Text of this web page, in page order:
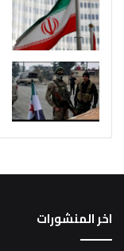
اخر المنشورات